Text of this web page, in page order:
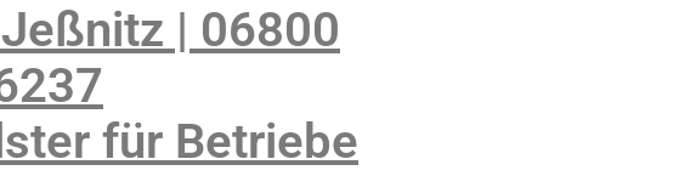
| 06800
für Betriebe